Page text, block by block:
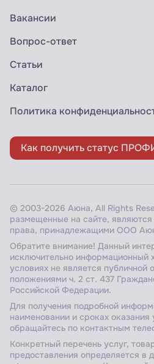
Вакансии
Вопрос-ответ
Статьи
Каталог
Политика
Как получить статус
© 2003-2026 Аюна, All Rights
размещенные на сайте, являются
права, принадлежащими ООО
Обратите внимание! Данный
исключительно информационный
условиях не является публичной
положениями ч. 2 ст. 437
Российской Федерации.
Для получения подробной
наименовании и сроках оказания
обращайтесь по контактным
Конкретный перечень услуг,
предоставления определяется в